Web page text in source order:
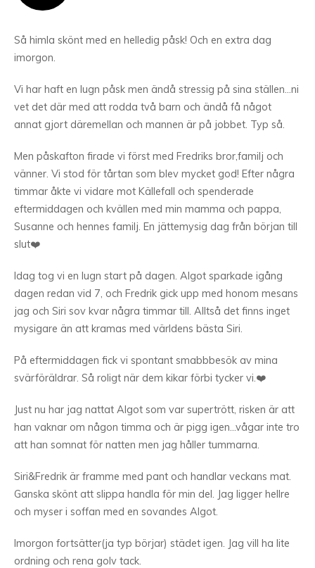
Så himla skönt med en helledig påsk! Och en extra dag
imorgon.
Vi har haft en lugn påsk men ändå stressig på sina ställen…ni
vet det där med att rodda två barn och ändå få något
annat gjort däremellan och mannen är på jobbet. Typ så.
Men påskafton firade vi först med Fredriks bror,familj och
vänner. Vi stod för tårtan som blev mycket god! Efter några
timmar åkte vi vidare mot Källefall och spenderade
eftermiddagen och kvällen med min mamma och pappa,
Susanne och hennes familj. En jättemysig dag från början till
slut❤️
Idag tog vi en lugn start på dagen. Algot sparkade igång
dagen redan vid 7, och Fredrik gick upp med honom mesans
jag och Siri sov kvar några timmar till. Alltså det finns inget
mysigare än att kramas med världens bästa Siri.
På eftermiddagen fick vi spontant smabbbesök av mina
svärföräldrar. Så roligt när dem kikar förbi tycker vi.❤️
Just nu har jag nattat Algot som var supertrött, risken är att
han vaknar om någon timma och är pigg igen…vågar inte tro
att han somnat för natten men jag håller tummarna.
Siri&Fredrik är framme med pant och handlar veckans mat.
Ganska skönt att slippa handla för min del. Jag ligger hellre
och myser i soffan med en sovandes Algot.
Imorgon fortsätter(ja typ börjar) städet igen. Jag vill ha lite
ordning och rena golv tack.